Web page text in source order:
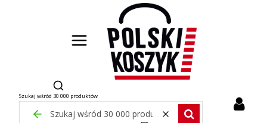
Otwórz wyszukiwarkę
Szukaj wśród 30 000 produktów
Zamknij wyszukiwarkę WyczyśćSzukaj wśród 30 000